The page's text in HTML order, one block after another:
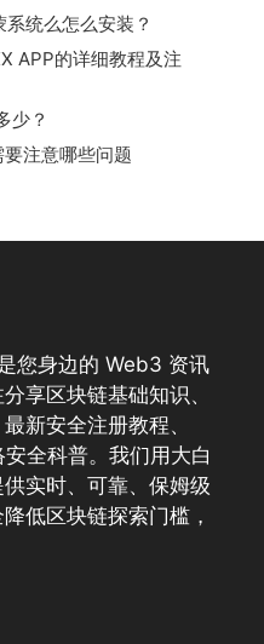
统么怎么安装？
APP的详细教程及注
少？
注意哪些问题
您身边的 Web3 资讯
享区块链基础知识、
新安全注册教程、
全科普。我们用大白
实时、可靠、保姆级
低区块链探索门槛，